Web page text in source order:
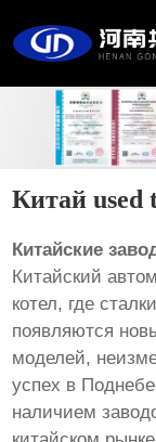
Китай used
Китайские
Китайский
котел, где
появляются
моделей,
успех в
наличием